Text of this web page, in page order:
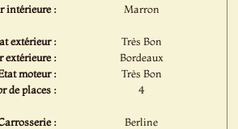
intérieure :
Marron
extérieur :
Très Bon
extérieure :
Bordeaux
moteur :
Très Bon
de places :
4
:
Berline